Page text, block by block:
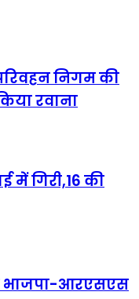
निगम की
रवाना
में गिरी,16 की
ने भाजपा-आरएसएस